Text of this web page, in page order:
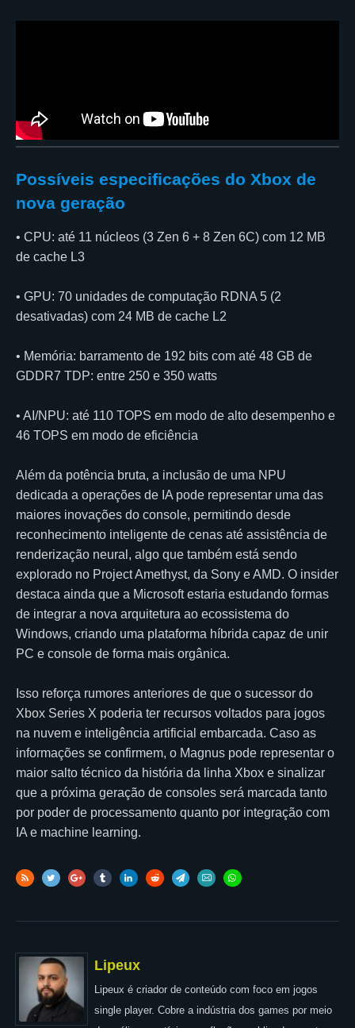
Possíveis especificações do Xbox de
nova geração
• CPU: até 11 núcleos (3 Zen 6 + 8 Zen 6C) com 12 MB
de cache L3
• GPU: 70 unidades de computação RDNA 5 (2
desativadas) com 24 MB de cache L2
• Memória: barramento de 192 bits com até 48 GB de
GDDR7 TDP: entre 250 e 350 watts
• AI/NPU: até 110 TOPS em modo de alto desempenho e
46 TOPS em modo de eficiência
Além da potência bruta, a inclusão de uma NPU
dedicada a operações de IA pode representar uma das
maiores inovações do console, permitindo desde
reconhecimento inteligente de cenas até assistência de
renderização neural, algo que também está sendo
explorado no Project Amethyst, da Sony e AMD. O insider
destaca ainda que a Microsoft estaria estudando formas
de integrar a nova arquitetura ao ecossistema do
Windows, criando uma plataforma híbrida capaz de unir
PC e console de forma mais orgânica.
Isso reforça rumores anteriores de que o sucessor do
Xbox Series X poderia ter recursos voltados para jogos
na nuvem e inteligência artificial embarcada. Caso as
informações se confirmem, o Magnus pode representar o
maior salto técnico da história da linha Xbox e sinalizar
que a próxima geração de consoles será marcada tanto
por poder de processamento quanto por integração com
IA e machine learning.
Lipeux
Lipeux é criador de conteúdo com foco em jogos
single player. Cobre a indústria dos games por meio